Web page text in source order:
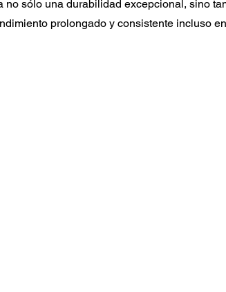
sólo una durabilidad excepcional, sino
prolongado y consistente incluso